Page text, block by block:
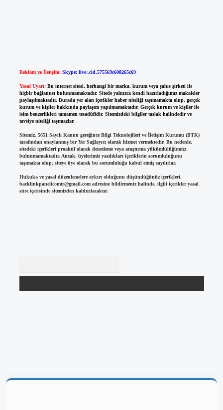
Reklam ve İletişim: Skype: live:.cid.575569c608265c69
Yasal Uyarı: Bu internet sitesi, herhangi bir marka, kurum veya şahıs şirketi ile
hiçbir bağlantısı bulunmamaktadır. Sitede yalnızca kendi hazırladığımız makaleler
paylaşılmaktadır. Burada yer alan içerikler haber niteliği taşımamakta olup, gerçek
kurum ve kişiler hakkında paylaşım yapılmamaktadır. Gerçek kurum ve kişiler ile
isim benzerlikleri tamamen tesadüfidir. Sitemizdeki bilgiler taslak halindedir ve
tavsiye niteliği taşımazlar.
Sitemiz, 5651 Sayılı Kanun gereğince Bilgi Teknolojileri ve İletişim Kurumu (BTK)
tarafından onaylanmış bir Yer Sağlayıcı olarak hizmet vermektedir. Bu nedenle,
sitedeki içerikleri proaktif olarak denetleme veya araştırma yükümlülüğümüz
bulunmamaktadır. Ancak, üyelerimiz yazdıkları içeriklerin sorumluluğunu
taşımakta olup, siteye üye olarak bu sorumluluğu kabul etmiş sayılırlar.
Hukuka ve yasal düzenlemelere aykırı olduğunu düşündüğünüz içerikleri,
backlinkpanelicomtr@gmail.comadresine bildirmeniz halinde, ilgili içerikler yasal
süre içerisinde sitemizden kaldırılacaktır.